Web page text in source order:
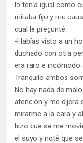
lo tenía igual como
miraba fijo y me
cual le pregunté:
-Habías visto a un
duchado con otra
era raro e incómodo
Tranquilo ambos
No hay nada de
atención y me dijera
mirarme a la cara y
hizo que se me
el suyo y noté que